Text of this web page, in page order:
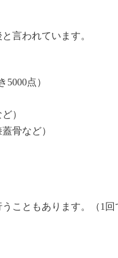
言われています。
点）
）
骨など）
こともあります。（1